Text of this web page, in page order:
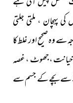
پہچان ، ملتی جلتی
کچھ (3)کھیل کی وجہ سے وہ صحیح اور غلط کا
خیانت ، جھوٹ ، غصہ
ہونا شروع ہوجاتا ہے (4)کھیلنے سے بچے کے جسم سے